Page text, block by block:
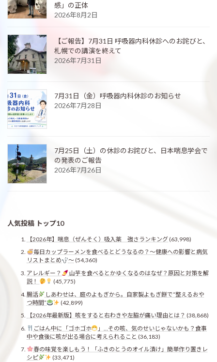
感」の正体
2026年8月2日
【ご報告】7月31日 呼吸器内科休診へのお詫びと、
札幌での講演を終えて
2026年7月31日
7月31日（金）呼吸器内科休診のお知らせ
2026年7月28日
7月25日（土）の休診のお詫びと、日本喘息学会で
の発表のご報告
2026年7月26日
人気投稿 トップ10
【2026年】喘息（ぜんそく）吸入薬 強さランキング(63,998)
毎日カップラーメンを食べるとどうなるの？〜健康への影響と病気
リストまとめ
〜(54,360)
アレルギー？
山芋を食べるとかゆくなるのはなぜ？原因と対策を解
説！
(45,775)
腸活
しあわせは、庭のよもぎから。自家製よもぎ餅で“整えるおや
つ時間”
(42,899)
【2026年最新版】咳をすると右わきや左脇が痛い理由とは？ (38,868)
ごはん中に「ゴホゴホ
」…その咳、気のせいじゃないかも？食事
中や食後に咳が出る場合に考えられること (36,183)
春の味覚を楽しもう！「ふきのとうのオイル漬け」簡単作り置きレ
シピ
(33,471)